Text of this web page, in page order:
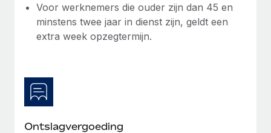
Voor werknemers die ouder zijn dan 45 en
minstens twee jaar in dienst zijn, geldt een
extra week opzegtermijn.
Ontslagvergoeding